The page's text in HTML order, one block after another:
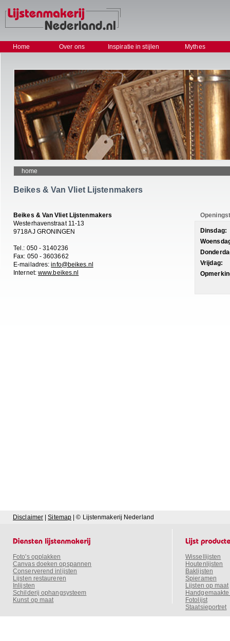
Home Over ons Inspiratie in stijlen Mythes
home
Beikes & Van Vliet Lijstenmakers
Beikes & Van Vliet Lijstenmakers
Westerhavenstraat 11-13
9718AJ GRONINGEN
Tel.: 050 - 3140236
Fax: 050 - 3603662
E-mailadres:info@beikes.nl
Internet: www.beikes.nl
Dinsdag:
Vrijdag:
Disclaimer |Sitemap | © Lijstenmakerij Nederland
Foto's opplakken
Canvas doeken opspannen
Conserverend inlijsten
Lijsten restaureren
Inlijsten
Schilderij ophangsysteem
Kunst op maat
Wissellijsten
Houtenlijsten
Baklijsten
Spieramen
Lijsten op maat
Fotolijst
Staatsieportret